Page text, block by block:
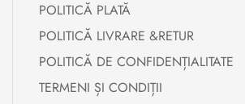
POLITICĂ PLATĂ
POLITICĂ LIVRARE &RETUR
POLITICĂ DE CONFIDENȚIALITATE
TERMENI ȘI CONDIȚII